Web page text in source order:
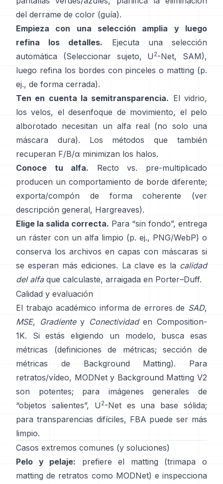
del derrame de color (guía).
Empieza con una selección amplia y luego
refina los detalles. Ejecuta una selección
automática (Seleccionar sujeto,
U2-Net, SAM),
luego refina los bordes con pinceles o matting (p.
ej., de forma cerrada).
Ten en cuenta la semitransparencia. El vidrio,
los velos, el desenfoque de movimiento, el pelo
alborotado necesitan un alfa real (no solo una
máscara dura). Los métodos que también
recuperan F/B/α minimizan los halos.
Conoce tu alfa.
Recto vs. pre-multiplicado
producen un comportamiento de borde diferente;
exporta/compón de forma coherente (ver
descripción general, Hargreaves).
Elige la salida correcta. Para “sin fondo”, entrega
un ráster con un alfa limpio (p. ej., PNG/WebP) o
conserva los archivos en capas con máscaras si
se esperan más ediciones. La clave es la calidad
del alfaque calculaste, arraigada en Porter–Duff.
Calidad y evaluación
El trabajo académico informa de errores de SAD,
MSE, Gradientey Conectividaden Composition-
1K. Si estás eligiendo un modelo, busca esas
métricas
(definiciones de métricas;
sección de
métricas de Background Matting). Para
retratos/vídeo, MODNety Background Matting V2
son potentes; para imágenes generales de
“objetos salientes”,
U2-Netes una base sólida;
para transparencias difíciles, FBA puede ser más
limpio.
Casos extremos comunes (y soluciones)
Pelo y pelaje: prefiere el matting (trimapa o
matting de retratos como MODNet) e inspecciona